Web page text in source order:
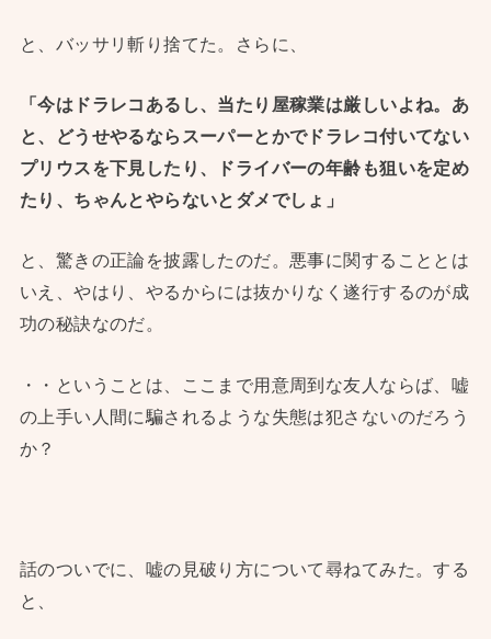
と、バッサリ斬り捨てた。さらに、
「今はドラレコあるし、当たり屋稼業は厳しいよね。あ
と、どうせやるならスーパーとかでドラレコ付いてない
プリウスを下見したり、ドライバーの年齢も狙いを定め
たり、ちゃんとやらないとダメでしょ」
と、驚きの正論を披露したのだ。悪事に関することとは
いえ、やはり、やるからには抜かりなく遂行するのが成
功の秘訣なのだ。
・・ということは、ここまで用意周到な友人ならば、嘘
の上手い人間に騙されるような失態は犯さないのだろう
か？
話のついでに、嘘の見破り方について尋ねてみた。する
と、